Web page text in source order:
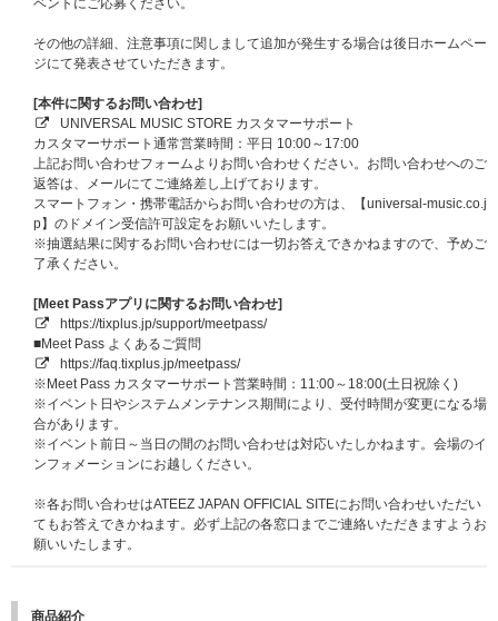
＜シリアルナンバーでの事前抽選枠＞東京・大阪共通：各日程150名、合計
450名
※イベント内容の詳細、注意事項は後日ご案内いたします。
【B】スペシャル特典プレゼント企画！
①宛名入りメンバー全員直筆サイン入りポスタープレゼント
[当選人数] 8名（各メンバー1名）
②メンバー全員直筆サイン入りポスタープレゼント
[当選人数] 22名
③印字サイン&メッセージ入りフォトカードプレゼント（※希望メンバー選
[当選人数] 各メンバー100名、合計800名
■応募期間
【A】オフラインイベントご招待、【B】スペシャル特典プレゼント企画！
はそれぞれ応募期間が異なります。
【1回目】
対象：【ATEEZ JAPAN OFFICIAL FANCLUB会員限定】プレミアム団体サ
イン会（全日程）
応募期間：2026年7月28日（火）10:00～2026年8月3日（月）09:00
【2回目】
対象：メンバー別サイン会（全日程）、メンバー別グッドタッチ会（全日
程）、【ATEEZ JAPAN OFFICIAL FANCLUB会員限定】ATINY公式パパラッ
ベントにご応募ください。
その他の詳細、注意事項に関しまして追加が発生する場合は後日ホームペー
ジにて発表させていただきます。
[本件に関するお問い合わせ]
UNIVERSAL MUSIC STORE カスタマーサポート
カスタマーサポート通常営業時間：平日 10:00～17:00
上記お問い合わせフォームよりお問い合わせください。お問い合わせへのご
返答は、メールにてご連絡差し上げております。
スマートフォン・携帯電話からお問い合わせの方は、【universal-music.co.j
p】のドメイン受信許可設定をお願いいたします。
※抽選結果に関するお問い合わせには一切お答えできかねますので、予めご
了承ください。
[Meet Passアプリに関するお問い合わせ]
https://tixplus.jp/support/meetpass/
■Meet Pass よくあるご質問
https://faq.tixplus.jp/meetpass/
※Meet Pass カスタマーサポート営業時間：11:00～18:00(土日祝除く)
※イベント日やシステムメンテナンス期間により、受付時間が変更になる場
合があります。
※イベント前日～当日の間のお問い合わせは対応いたしかねます。会場のイ
ンフォメーションにお越しください。
※各お問い合わせはATEEZ JAPAN OFFICIAL SITEにお問い合わせいただい
てもお答えできかねます。必ず上記の各窓口までご連絡いただきますようお
願いいたします。
商品紹介